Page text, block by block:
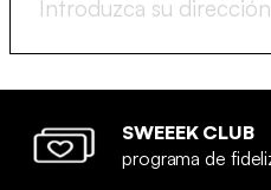
SWEEEK CLUB
programa de